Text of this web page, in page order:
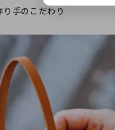
り手のこだわり